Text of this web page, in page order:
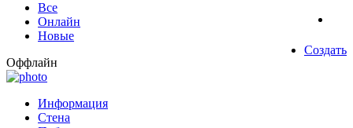
Все
Онлайн
Новые
Создать
Оффлайн
Информация
Стена